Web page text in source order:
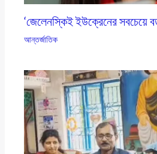
‘জেলেনস্কিই ইউক্রেনের সবচেয়ে
আন্তর্জাতিক